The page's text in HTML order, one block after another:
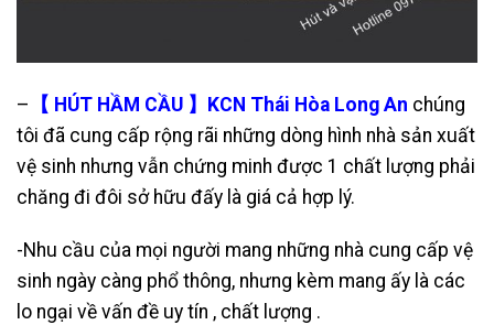
– 【 HÚT HẦM CẦU 】KCN Thái Hòa Long An chúng
tôi đã cung cấp rộng rãi những dòng hình nhà sản xuất
vệ sinh nhưng vẫn chứng minh được 1 chất lượng phải
chăng đi đôi sở hữu đấy là giá cả hợp lý.
-Nhu cầu của mọi người mang những nhà cung cấp vệ
sinh ngày càng phổ thông, nhưng kèm mang ấy là các
lo ngại về vấn đề uy tín , chất lượng .